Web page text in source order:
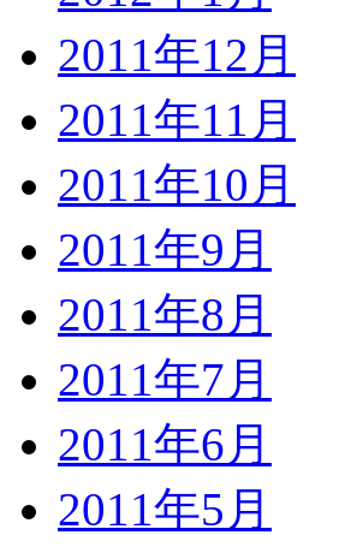
2011年12月
2011年11月
2011年10月
2011年9月
2011年8月
2011年7月
2011年6月
2011年5月